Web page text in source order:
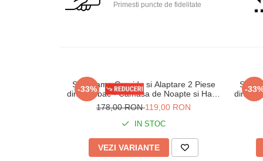
Primesti puncte de fidelitate
-33%
Set Pijama Gravide si Alaptare 2 Piese
din Bumbac - Camasa de Noapte si Halat
617 alb
178,00 RON119,00 RON
IN STOC
VEZI VARIANTE
-
Set
din